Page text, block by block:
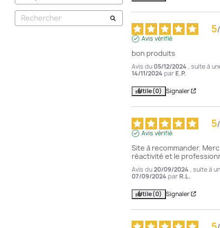
5/
Avis vérifié
bon produits
Avis du 05/12/2024 , suite à
14/11/2024 par E.P.
Utile(0) Signaler
5/
Avis vérifié
Site à recommander.
réactivité et le
Avis du20/09/2024 , suite à
07/09/2024 par R.L.
Utile(0) Signaler